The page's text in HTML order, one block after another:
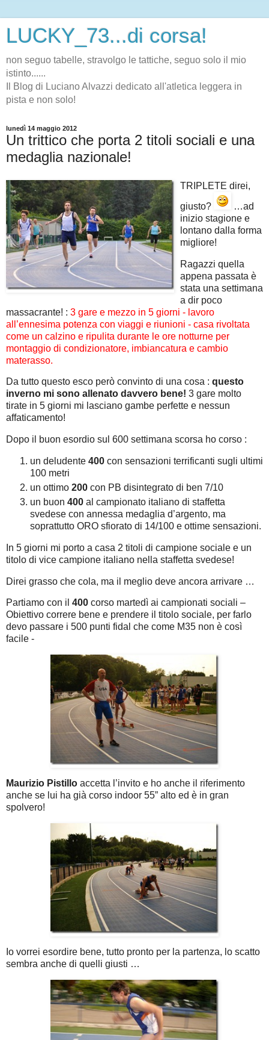
LUCKY_73...di corsa!
non seguo tabelle, stravolgo le tattiche, seguo solo il mio
istinto......
Il Blog di Luciano Alvazzi dedicato all'atletica leggera in
pista e non solo!
lunedì 14 maggio 2012
Un trittico che porta 2 titoli sociali e una
medaglia nazionale!
TRIPLETE direi,
giusto?
…ad
inizio stagione e
lontano dalla forma
migliore!
Ragazzi quella
appena passata è
stata una settimana
a dir poco
massacrante! : 3 gare e mezzo in 5 giorni - lavoro
all’ennesima potenza con viaggi e riunioni - casa rivoltata
come un calzino e ripulita durante le ore notturne per
montaggio di condizionatore, imbiancatura e cambio
materasso.
Da tutto questo esco però convinto di una cosa : questo
inverno mi sono allenato davvero bene! 3 gare molto
tirate in 5 giorni mi lasciano gambe perfette e nessun
affaticamento!
Dopo il buon esordio sul 600 settimana scorsa ho corso :
un deludente 400 con sensazioni terrificanti sugli ultimi
100 metri
un ottimo 200 con PB disintegrato di ben 7/10
un buon 400 al campionato italiano di staffetta
svedese con annessa medaglia d’argento, ma
soprattutto ORO sfiorato di 14/100 e ottime sensazioni.
In 5 giorni mi porto a casa 2 titoli di campione sociale e un
titolo di vice campione italiano nella staffetta svedese!
Direi grasso che cola, ma il meglio deve ancora arrivare …
Partiamo con il 400 corso martedì ai campionati sociali –
Obiettivo correre bene e prendere il titolo sociale, per farlo
devo passare i 500 punti fidal che come M35 non è così
facile -
Maurizio Pistillo accetta l’invito e ho anche il riferimento
anche se lui ha già corso indoor 55” alto ed è in gran
spolvero!
Io vorrei esordire bene, tutto pronto per la partenza, lo scatto
sembra anche di quelli giusti …